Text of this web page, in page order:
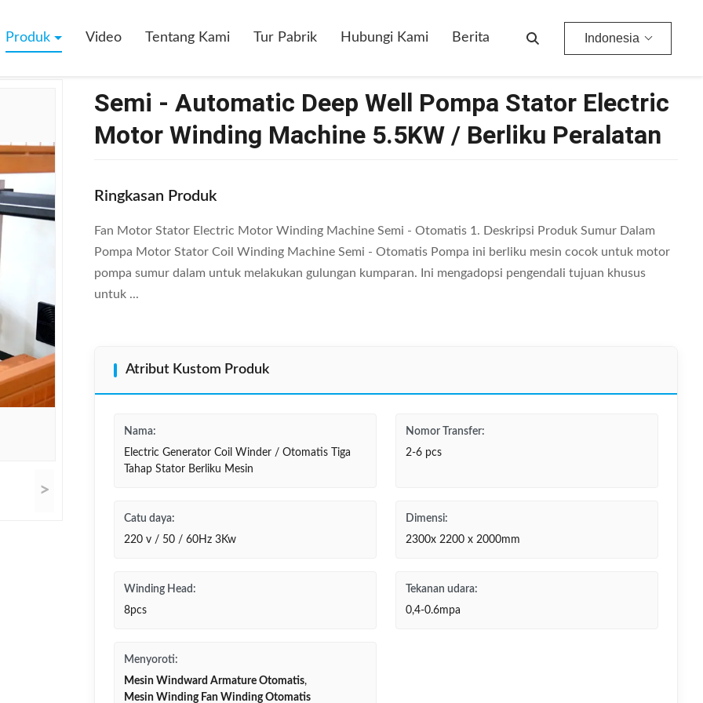
Produk Video Tentang Kami Tur Pabrik Hubungi Kami Berita Indonesia
>
Semi - Automatic Deep Well Pompa Stator Electric
Motor Winding Machine 5.5KW / Berliku Peralatan
Ringkasan Produk
Fan Motor Stator Electric Motor Winding Machine Semi - Otomatis 1. Deskripsi Produk Sumur Dalam
Pompa Motor Stator Coil Winding Machine Semi - Otomatis Pompa ini berliku mesin cocok untuk motor
pompa sumur dalam untuk melakukan gulungan kumparan. Ini mengadopsi pengendali tujuan khusus
untuk ...
Atribut Kustom Produk
Nama:
Electric Generator Coil Winder / Otomatis Tiga
Tahap Stator Berliku Mesin
Nomor Transfer:
2-6 pcs
Catu daya:
220 v / 50 / 60Hz 3Kw
Dimensi:
2300x 2200 x 2000mm
Winding Head:
8pcs
Tekanan udara:
0,4-0.6mpa
Menyoroti:
Mesin Windward Armature Otomatis,
Mesin Winding Fan Winding Otomatis